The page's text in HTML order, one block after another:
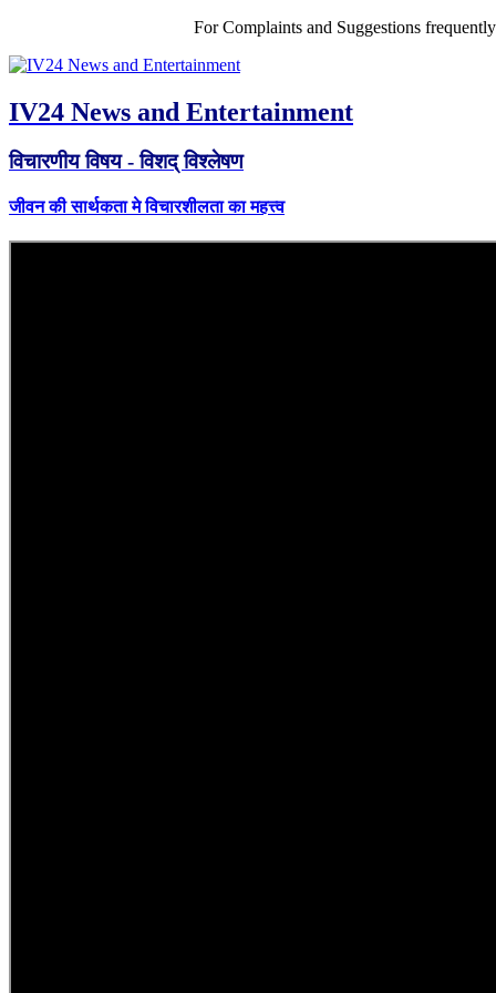
For Complaints and Suggestions
IV24 News and Entertainment
विचारणीय विषय - विशद् विश्लेषण
जीवन की सार्थकता मे विचारशीलता का महत्त्व